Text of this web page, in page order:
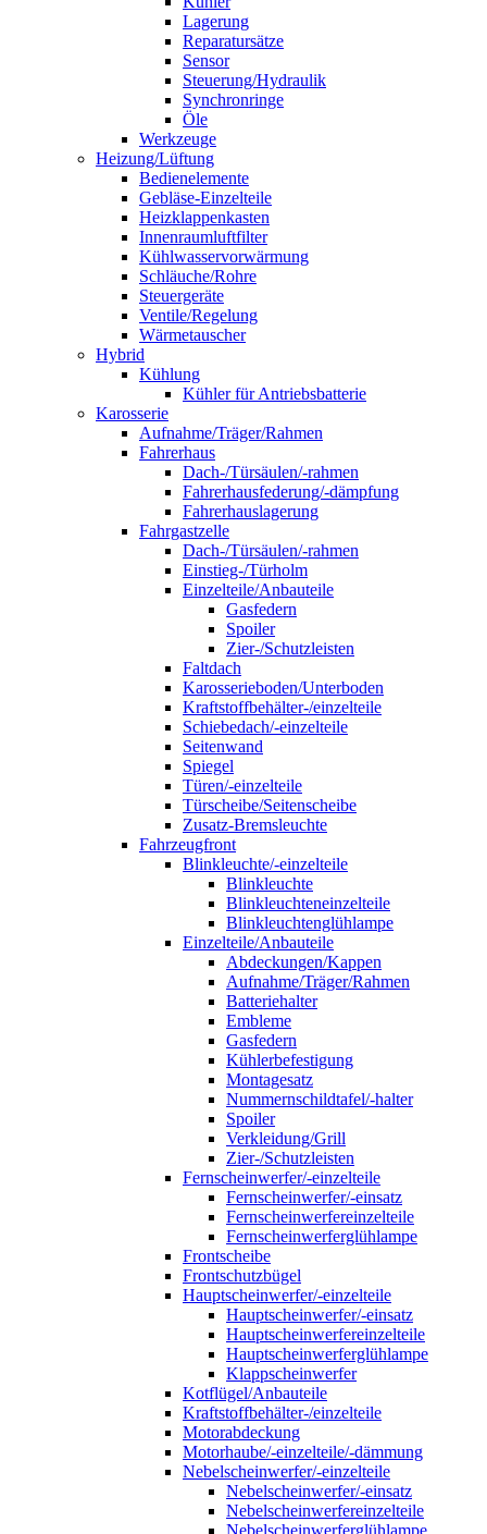
Lagerung
Reparatursätze
Sensor
Steuerung/Hydraulik
Synchronringe
Öle
Werkzeuge
Heizung/Lüftung
Bedienelemente
Gebläse-Einzelteile
Heizklappenkasten
Innenraumluftfilter
Kühlwasservorwärmung
Schläuche/Rohre
Steuergeräte
Ventile/Regelung
Wärmetauscher
Hybrid
Kühlung
Kühler für Antriebsbatterie
Karosserie
Aufnahme/Träger/Rahmen
Fahrerhaus
Dach-/Türsäulen/-rahmen
Fahrerhausfederung/-dämpfung
Fahrerhauslagerung
Fahrgastzelle
Dach-/Türsäulen/-rahmen
Einstieg-/Türholm
Einzelteile/Anbauteile
Gasfedern
Spoiler
Zier-/Schutzleisten
Faltdach
Karosserieboden/Unterboden
Kraftstoffbehälter-/einzelteile
Schiebedach/-einzelteile
Seitenwand
Spiegel
Türen/-einzelteile
Türscheibe/Seitenscheibe
Zusatz-Bremsleuchte
Fahrzeugfront
Blinkleuchte/-einzelteile
Blinkleuchte
Blinkleuchteneinzelteile
Blinkleuchtenglühlampe
Einzelteile/Anbauteile
Abdeckungen/Kappen
Aufnahme/Träger/Rahmen
Batteriehalter
Embleme
Gasfedern
Kühlerbefestigung
Montagesatz
Nummernschildtafel/-halter
Spoiler
Verkleidung/Grill
Zier-/Schutzleisten
Fernscheinwerfer/-einzelteile
Fernscheinwerfer/-einsatz
Fernscheinwerfereinzelteile
Fernscheinwerferglühlampe
Frontscheibe
Frontschutzbügel
Hauptscheinwerfer/-einzelteile
Hauptscheinwerfer/-einsatz
Hauptscheinwerfereinzelteile
Hauptscheinwerferglühlampe
Klappscheinwerfer
Kotflügel/Anbauteile
Kraftstoffbehälter-/einzelteile
Motorabdeckung
Motorhaube/-einzelteile/-dämmung
Nebelscheinwerfer/-einzelteile
Nebelscheinwerfer/-einsatz
Nebelscheinwerfereinzelteile
Nebelscheinwerferglühlampe